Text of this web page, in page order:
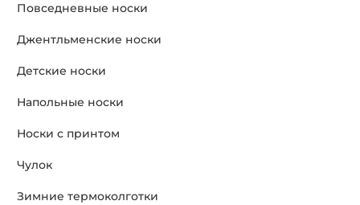
Повседневные носки
Джентльменские носки
Детские носки
Напольные носки
Носки с принтом
Чулок
Зимние термоколготки